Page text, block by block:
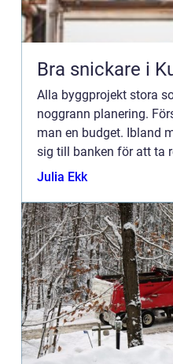
Bra snickare i
Alla byggprojekt stora
noggrann planering.
man en budget. Ibland
sig till banken för att ta
pengar man kan få
Julia Ekk